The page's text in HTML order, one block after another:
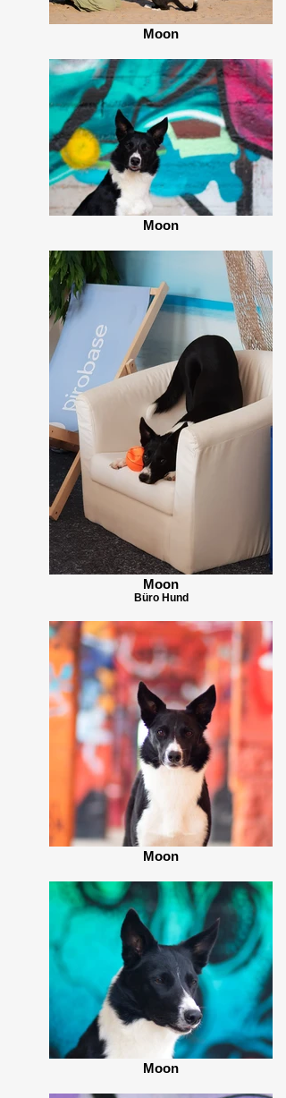
Moon
Moon
Moon
Büro Hund
Moon
Moon